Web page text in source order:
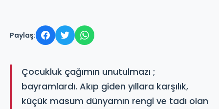
Paylaş:
Çocukluk çağımın unutulmazı ;
bayramlardı. Akıp giden yıllara karşılık,
küçük masum dünyamın rengi ve tadı olan